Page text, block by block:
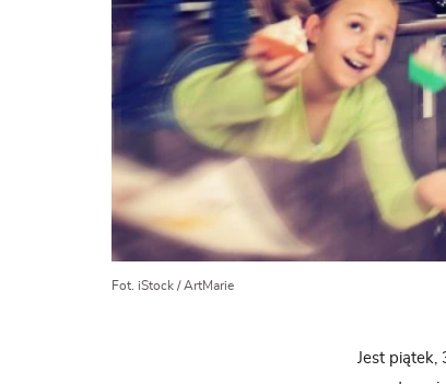
Fot. iStock / ArtMarie
Jest piątek,